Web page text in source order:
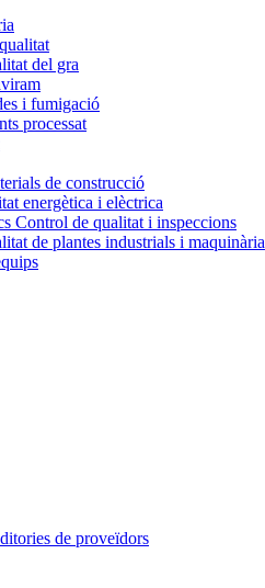
del gra
i fumigació
processat
de construcció
energètica i elèctrica
Control de qualitat i inspeccions
de plantes industrials i maquinària
de proveïdors